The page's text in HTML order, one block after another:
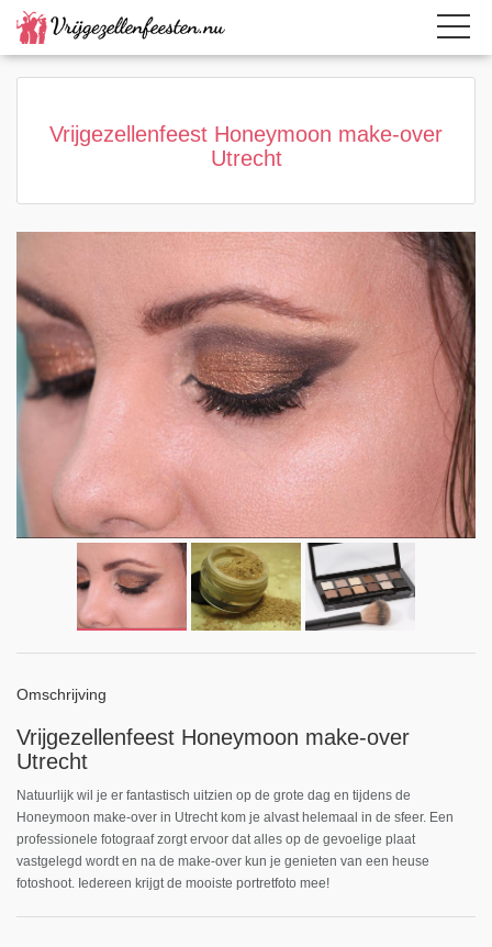
Home Category Page active
Vrijgezellenfeest Honeymoon make-over
Utrecht
Omschrijving
Vrijgezellenfeest Honeymoon make-over
Utrecht
Natuurlijk wil je er fantastisch uitzien op de grote dag en tijdens de
Honeymoon make-over in Utrecht kom je alvast helemaal in de sfeer. Een
professionele fotograaf zorgt ervoor dat alles op de gevoelige plaat
vastgelegd wordt en na de make-over kun je genieten van een heuse
fotoshoot. Iedereen krijgt de mooiste portretfoto mee!